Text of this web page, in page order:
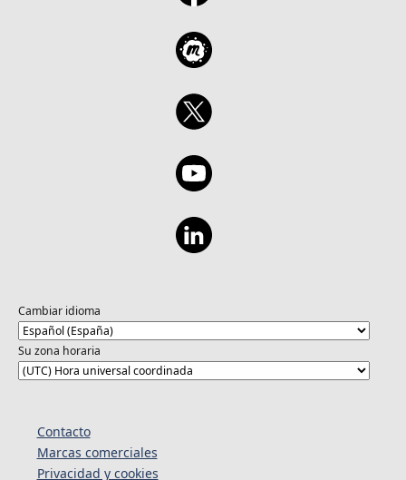
Cambiar idioma
Su zona horaria
Contacto
Marcas comerciales
Privacidad y cookies